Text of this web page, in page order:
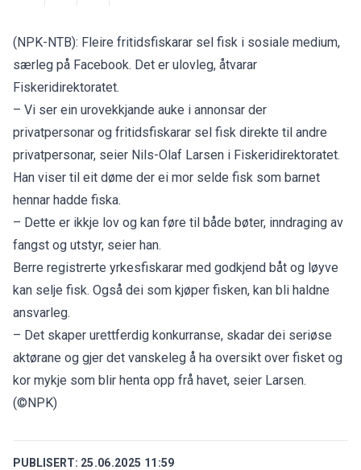
(NPK-NTB): Fleire fritidsfiskarar sel fisk i sosiale medium,
særleg på Facebook. Det er ulovleg, åtvarar
Fiskeridirektoratet.
– Vi ser ein urovekkjande auke i annonsar der
privatpersonar og fritidsfiskarar sel fisk direkte til andre
privatpersonar, seier Nils-Olaf Larsen i Fiskeridirektoratet.
Han viser til eit døme der ei mor selde fisk som barnet
hennar hadde fiska.
– Dette er ikkje lov og kan føre til både bøter, inndraging av
fangst og utstyr, seier han.
Berre registrerte yrkesfiskarar med godkjend båt og løyve
kan selje fisk. Også dei som kjøper fisken, kan bli haldne
ansvarleg.
– Det skaper urettferdig konkurranse, skadar dei seriøse
aktørane og gjer det vanskeleg å ha oversikt over fisket og
kor mykje som blir henta opp frå havet, seier Larsen.
(©NPK)
PUBLISERT: 25.06.2025 11:59